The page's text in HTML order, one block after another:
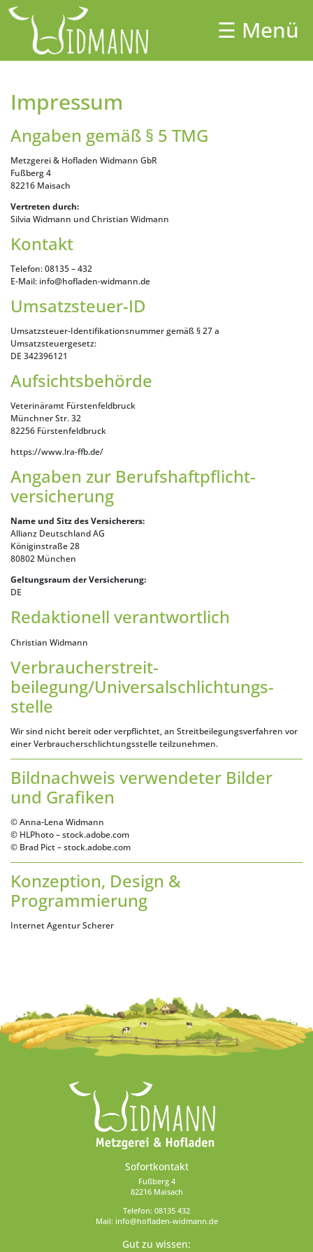
Skip
☰ Menü
×
Unser Hof
Catering
Shop
Kontakt
Impressum
Angaben gemäß § 5 TMG
Metzgerei & Hofladen Widmann GbR
Fußberg 4
82216 Maisach
Vertreten durch:
Silvia Widmann und Christian Widmann
Kontakt
Telefon: 08135 – 432
E-Mail: info@hofladen-widmann.de
Umsatzsteuer-ID
Umsatzsteuer-Identifikationsnummer gemäß § 27 a
Umsatzsteuergesetz:
DE 342396121
Aufsichtsbehörde
Veterinäramt Fürstenfeldbruck
Münchner Str. 32
82256 Fürstenfeldbruck
https://www.lra-ffb.de/
Angaben zur Berufs­haftpflicht­
versicherung
Name und Sitz des Versicherers:
Allianz Deutschland AG
Königinstraße 28
80802 München
Geltungsraum der Versicherung:
DE
Redaktionell verantwortlich
Christian Widmann
Verbraucher­streit­
beilegung/Universal­schlichtungs­
stelle
Wir sind nicht bereit oder verpflichtet, an Streitbeilegungsverfahren vor
einer Verbraucherschlichtungsstelle teilzunehmen.
Bildnachweis verwendeter Bilder
und Grafiken
© Anna-Lena Widmann
© HLPhoto – stock.adobe.com
© Brad Pict – stock.adobe.com
Konzeption, Design &
Programmierung
Internet Agentur Scherer
Sofortkontakt
Fußberg 4
82216 Maisach
Telefon: 08135 432
Mail: info@hofladen-widmann.de
Gut zu wissen: